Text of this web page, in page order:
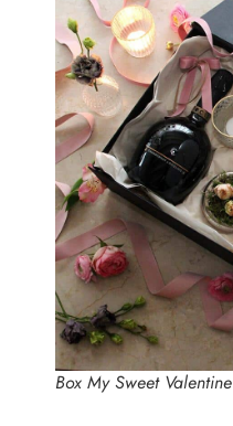
Box My Sweet Valentine